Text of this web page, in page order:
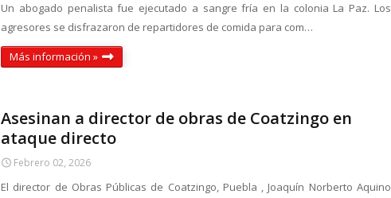
Un abogado penalista fue ejecutado a sangre fría en la colonia La Paz. Los
agresores se disfrazaron de repartidores de comida para com…
Más información »
Asesinan a director de obras de Coatzingo en
ataque directo
Febrero 02, 2026
El director de Obras Públicas de Coatzingo, Puebla , Joaquín Norberto Aquino